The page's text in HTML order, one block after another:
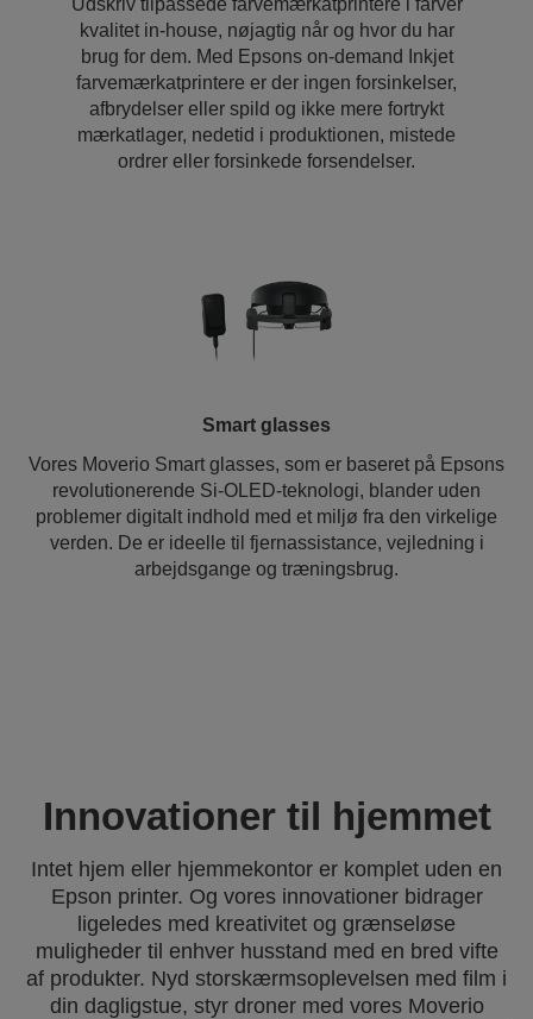
Udskriv tilpassede farvemærkatprintere i farver
kvalitet in-house, nøjagtig når og hvor du har
brug for dem. Med Epsons on-demand Inkjet
farvemærkatprintere er der ingen forsinkelser,
afbrydelser eller spild og ikke mere fortrykt
mærkatlager, nedetid i produktionen, mistede
ordrer eller forsinkede forsendelser.
Smart glasses
Vores Moverio Smart glasses, som er baseret på Epsons
revolutionerende Si-OLED-teknologi, blander uden
problemer digitalt indhold med et miljø fra den virkelige
verden. De er ideelle til fjernassistance, vejledning i
arbejdsgange og træningsbrug.
Innovationer til hjemmet
Intet hjem eller hjemmekontor er komplet uden en
Epson printer. Og vores innovationer bidrager
ligeledes med kreativitet og grænseløse
muligheder til enhver husstand med en bred vifte
af produkter. Nyd storskærmsoplevelsen med film i
din dagligstue, styr droner med vores Moverio